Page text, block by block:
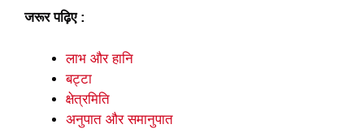
जरूर पढ़िए :
लाभ और हानि
बट्टा
क्षेत्रमिति
अनुपात और समानुपात